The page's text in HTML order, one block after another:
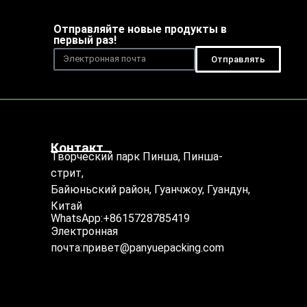
Отправляйте новые продукты в
первый раз!
Отправлять
Контакт
Творческий парк Пинша, Пинша-
стрит,
Байюньский район, Гуанчжоу, Гуандун,
Китай
WhatsApp:+8615728785419
Электронная
почта:привет@panyuepacking.com